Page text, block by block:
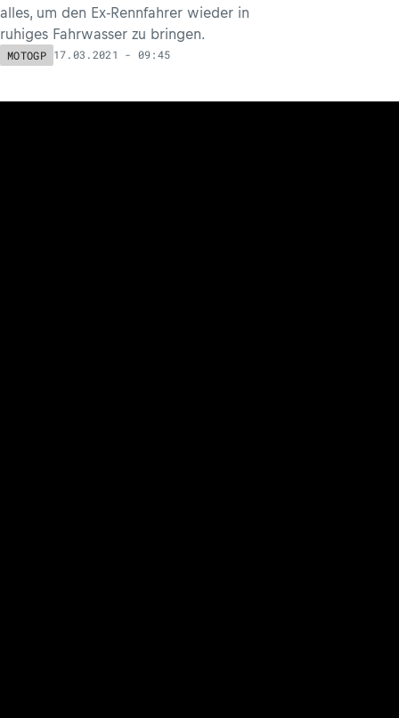
alles, um den Ex-Rennfahrer wieder in
ruhiges Fahrwasser zu bringen.
MOTOGP 17.03.2021 - 09:45